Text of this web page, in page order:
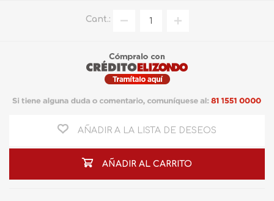
Cant.:
AÑADIR A LA LISTA DE DESEOS
AÑADIR AL CARRITO